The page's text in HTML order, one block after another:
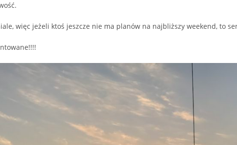
więc jeżeli ktoś jeszcze nie ma planów na najbliższy weekend, to